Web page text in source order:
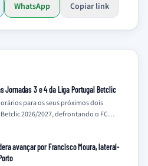
WhatsApp Copiar link
Jornadas 3 e 4 da Liga Portugal Betclic
para os seus próximos dois
2026/2027, defrontando o FC…
avançar por Francisco Moura, lateral-